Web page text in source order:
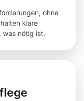
ohne
klare
was nötig ist.